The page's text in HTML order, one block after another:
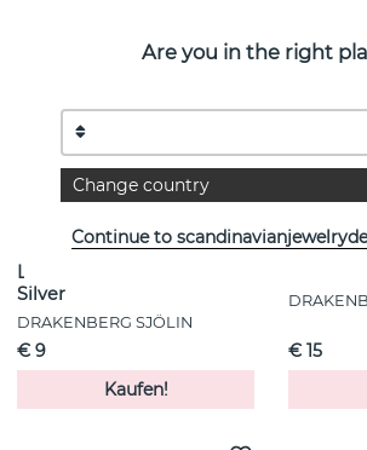
Les Roches drop hoops
Silver
DRAKENBERG SJÖLIN
€ 9
Kaufen!
€ 15
Are you in the right
Change country
Continue to